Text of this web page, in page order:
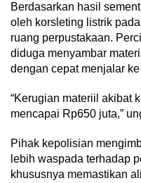
Berdasarkan hasil
oleh korsleting listrik
ruang perpustakaan.
diduga menyambar
dengan cepat menjalar
“Kerugian materiil akibat
mencapai Rp650 juta,”
Pihak kepolisian
lebih waspada terhadap
khususnya memastikan